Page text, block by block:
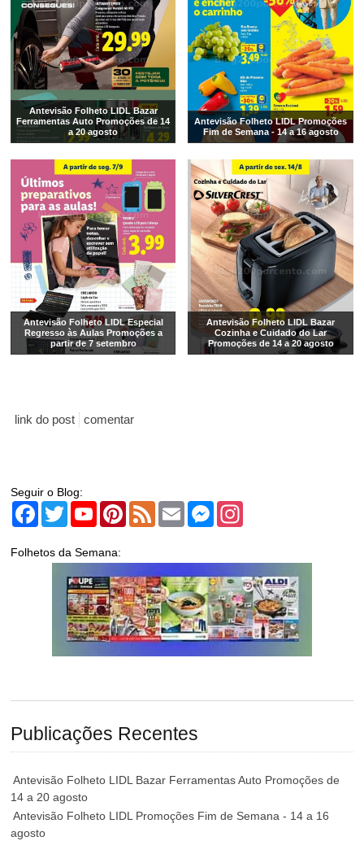
Antevisão Folheto LIDL Bazar
Ferramentas Auto Promoções de 14
a 20 agosto
Antevisão Folheto LIDL Promoções
Fim de Semana - 14 a 16 agosto
Antevisão Folheto LIDL Especial
Regresso às Aulas Promoções a
partir de 7 setembro
Antevisão Folheto LIDL Bazar
Cozinha e Cuidado do Lar
Promoções de 14 a 20 agosto
link do post comentar
Seguir o Blog:
Facebook
TwitterYouTubePinterest
Feed Email Messenger
Folhetos da Semana:
Publicações Recentes
Antevisão Folheto LIDL Bazar Ferramentas Auto Promoções de
14 a 20 agosto
Antevisão Folheto LIDL Promoções Fim de Semana - 14 a 16
agosto